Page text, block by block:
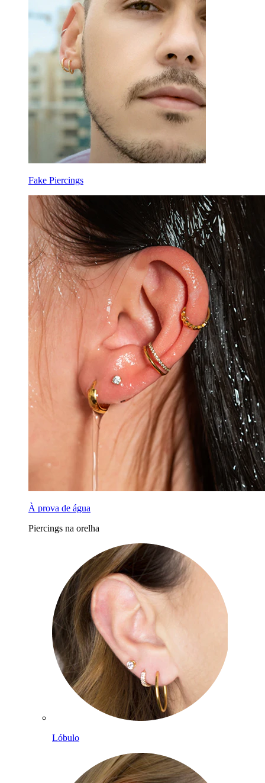
Fake Piercings
À prova de água
Piercings na orelha
Lóbulo